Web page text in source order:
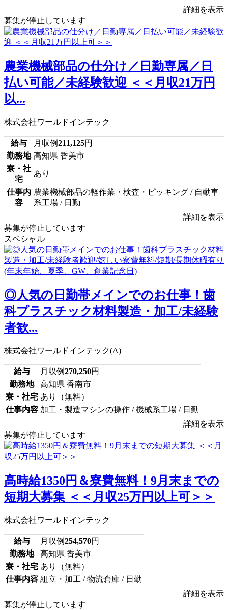
詳細を表示
募集が停止しています
農業機械部品の仕分け／日勤専属／日
払い可能／未経験歓迎 ＜＜月収21万円
以...
株式会社ワールドインテック
給与 月収例211,125円
勤務地 高知県 香美市
寮・社
宅
あり
仕事内
容
農業機械部品の軽作業・検査・ピッキング / 自動車
系工場 / 日勤
詳細を表示
募集が停止しています
スペシャル
◎人気の日勤帯メインでのお仕事！歯
科プラスチック材料製造・加工/未経験
者歓...
株式会社ワールドインテック(A)
給与 月収例270,250円
勤務地
高知県 香南市
寮・社宅 あり（無料）
仕事内容 加工・製造マシンの操作 / 機械系工場 / 日勤
詳細を表示
募集が停止しています
高時給1350円＆寮費無料！9月末までの
短期大募集 ＜＜月収25万円以上可＞＞
株式会社ワールドインテック
給与 月収例254,570円
勤務地
高知県 香美市
寮・社宅 あり（無料）
仕事内容 組立・加工 / 物流倉庫 / 日勤
詳細を表示
募集が停止しています